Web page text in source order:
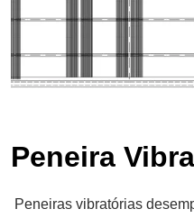
Peneira
Peneiras vibratórias